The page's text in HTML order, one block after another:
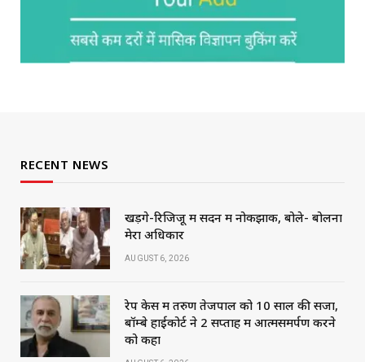
RECENT NEWS
खड़गे-रिजिजू में सदन में नोकझोंक, बोले- बोलना
मेरा अधिकार
AUGUST 6, 2026
रेप केस में तरुण तेजपाल को 10 साल की सजा,
बॉम्बे हाईकोर्ट ने 2 सप्ताह में आत्मसमर्पण करने
को कहा